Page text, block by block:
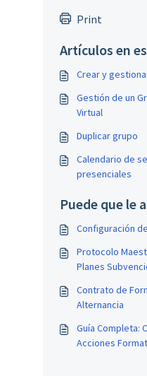
Print
Artículos en
Crear y
Gestión de un
Virtual
Duplicar grupo
Calendario de
presenciales
Puede que le
Configuración
Protocolo
Planes
Contrato de
Alternancia
Guía Completa:
Acciones